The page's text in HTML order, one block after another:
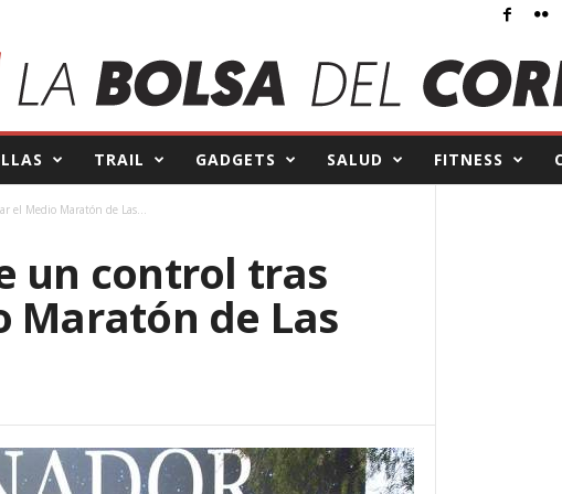
TRAIL GADGETS SALUD FITNESS
el Medio Maratón de Las...
un control tras
Maratón de Las